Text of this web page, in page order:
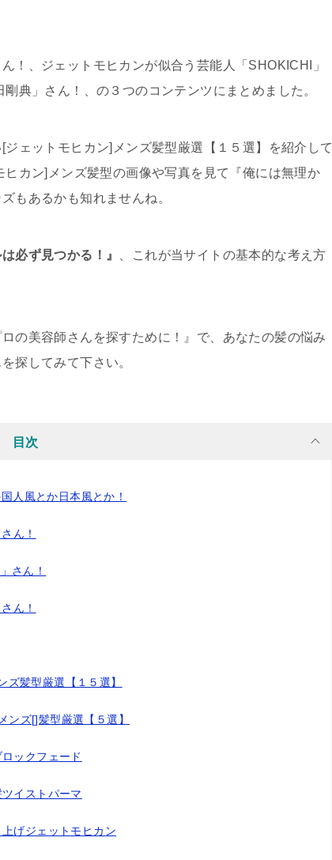
！、ジェットモヒカンが似合う芸能人「SHOKICHI」
典」さん！、の３つのコンテンツにまとめました。
ェットモヒカン]メンズ髪型厳選【１５選】を紹介して
カン]メンズ髪型の画像や写真を見て『俺には無理か
もあるかも知れませんね。
必ず見つかる！』
、これが当サイトの基本的な考え方
の美容師さんを探すために！』で、あなたの髪の悩み
探してみて下さい。
目次
人風とか日本風とか！
ん！
さん！
ん！
髪型厳選【１５選】
ンズ[]髪型厳選【５選】
ックフェード
イストパーマ
げジェットモヒカン